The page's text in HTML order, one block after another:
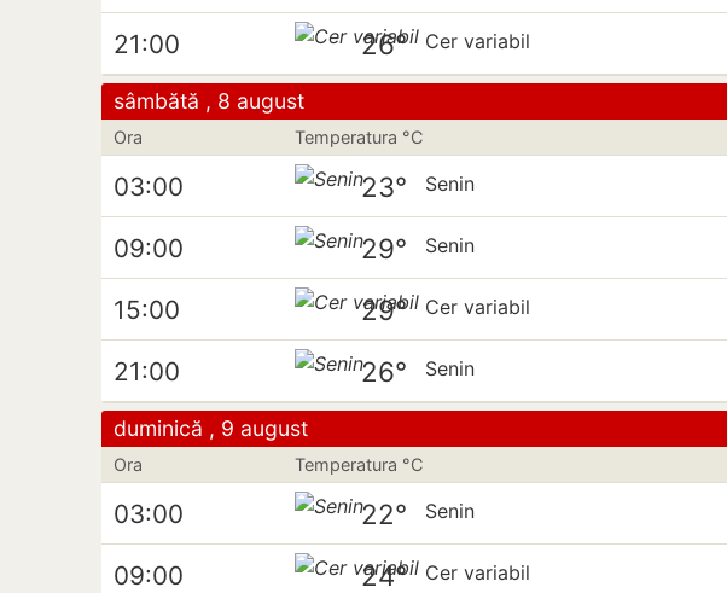
21:00 26° Cer variabil
sâmbătă , 8 august
Ora Temperatura °C
03:00 23° Senin
09:00 29° Senin
15:00 29° Cer variabil
21:00 26° Senin
duminică , 9 august
Ora Temperatura °C
03:00 22° Senin
09:00 24° Cer variabil